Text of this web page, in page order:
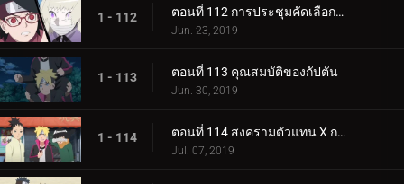
1 - 112 ตอนที่ 112 การประชุมคัดเลือกจูนิน
Jun. 23, 2019
1 - 113 ตอนที่ 113 คุณสมบัติของกัปตัน
Jun. 30, 2019
1 - 114 ตอนที่ 114 สงครามตัวแทน X การ์ด!
Jul. 07, 2019